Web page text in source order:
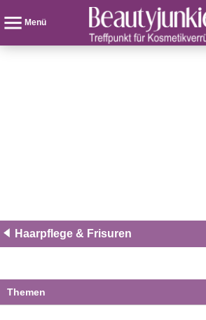
Menü
Haarpflege & Frisuren
Themen